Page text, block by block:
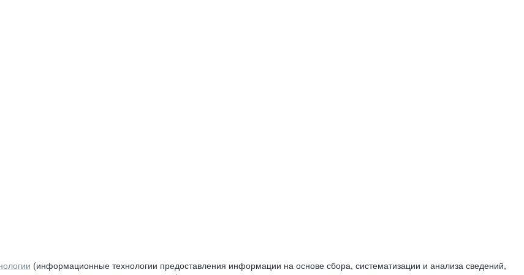
(информационные технологии предоставления информации на основе сбора, систематизации и анализа сведений,